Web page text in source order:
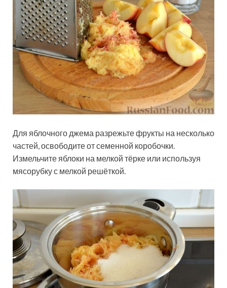
Для яблочного джема разрежьте фрукты на несколько
частей, освободите от семенной коробочки.
Измельчите яблоки на мелкой тёрке или используя
мясорубку с мелкой решёткой.